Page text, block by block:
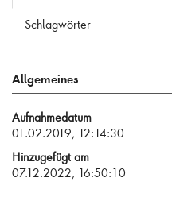
Schlagwörter
Allgemeines
Aufnahmedatum
01.02.2019, 12:14:30
Hinzugefügt am
07.12.2022, 16:50:10